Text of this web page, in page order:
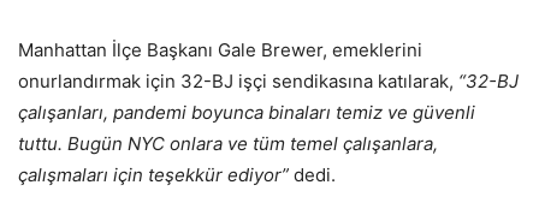
Manhattan İlçe Başkanı Gale Brewer, emeklerini
onurlandırmak için 32-BJ işçi sendikasına katılarak, “32-BJ
çalışanları, pandemi boyunca binaları temiz ve güvenli
tuttu. Bugün NYC onlara ve tüm temel çalışanlara,
çalışmaları için teşekkür ediyor” dedi.